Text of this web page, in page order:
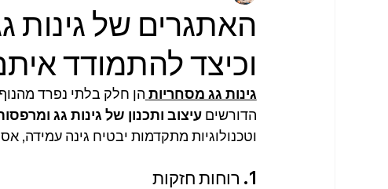
האתגרים של גינות
וכיצד להתמודד
גינות גג מסחריות הן חלק בלתי נפרד מהנוף
הדורשים עיצוב ותכנון של גינות גג
וטכנולוגיות מתקדמות יבטיח גינה עמידה,
1. רוחות חזקות